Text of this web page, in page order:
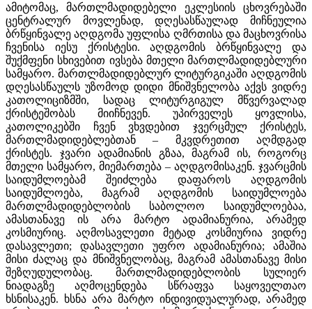
ამიტომაც, მართლმადიდებელი ეკლესიის ცხოვრებაში
ცენტრალურ მოვლენად, დღესასწაულად მიჩნეულია
ბრწყინვალე აღდგომა უფლისა ღმრთისა და მაცხოვრისა
ჩვენისა იესუ ქრისტესი. აღდგომის ბრწყინვალე და
შუქმფენი სხივებით ივსება მთელი მართლმადიდებლური
სამყარო. მართლმადიდებლურ ლიტურგიკაში აღდგომის
დღესასწაულს უზომოდ დიდი მნიშვნელობა აქვს ვიდრე
კათოლიციზმში, სადაც ლიტურგიგულ მწვერვალად
ქრისტეშობას მიიჩნევენ. უპირველეს ყოვლისა,
კათოლიკებში ჩვენ ვხვდებით ჯვერცმულ ქრისტეს,
მართლმადიდებლებთან – მკვდრეთით აღმდგად
ქრისტეს. ჯვარი ადამიანის გზაა, მაგრამ ის, როგორც
მთელი სამყარო, მიემართება – აღდგომისაკენ. ჯვარცმის
საიდუმლოებამ შეიძლება დაფაროს აღდგომის
საიდუმლოება, მაგრამ აღდგომის საიდუმლოება
მართლმადიდებლობის საბოლოო საიდუმლოებაა,
ამასთანავე ის არა მარტო ადამიანურია, არამედ
კოსმიურიც. აღმოსავლეთი მეტად კოსმიურია ვიდრე
დასავლეთი; დასავლეთი უფრო ადამიანურია; ამაშია
მისი ძალაც და მნიშვნელობაც, მაგრამ ამასთანავე მისი
შეზღუდულობაც. მართლმადიდებლობის სულიერ
ნიადაგზე აღმოცენდება სწრაფვა საყოველთაო
ხსნისაკენ. ხსნა არა მარტო ინდივიდუალურად, არამედ